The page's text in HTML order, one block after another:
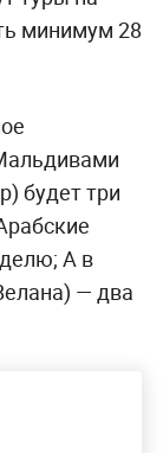
минимум 28
будет три
А в
— два